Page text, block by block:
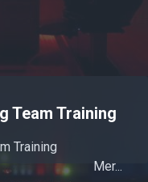
Team Training
Training
Mer...